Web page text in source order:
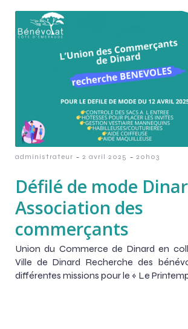
administrateur - 2 avril 2025 - 20h03
Défilé de mode
Association des
commerçants
Union du Commerce de Dinard en
Ville de Dinard Recherche des
différentes missions pour le « Le